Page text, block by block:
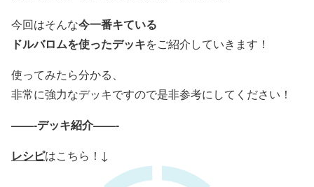
今回はそんな今一番キている
ドルバロムを使ったデッキをご紹介していきます！
使ってみたら分かる、
非常に強力なデッキですので是非参考にしてください！
——-デッキ紹介——-
レシピはこちら！↓